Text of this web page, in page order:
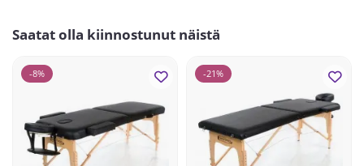
Saatat olla kiinnostunut näistä
-8% -21%